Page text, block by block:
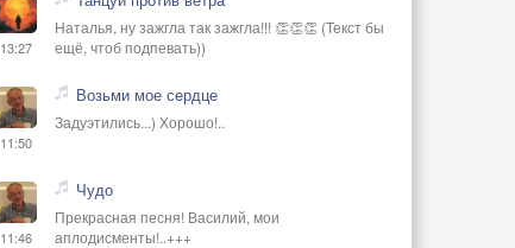
13:27
Наталья, ну зажгла так зажгла!!! 👏👏👏 (Текст бы
ещё, чтоб подпевать))
11:50
Возьми мое сердце
Задуэтились...) Хорошо!..
11:46
Чудо
Прекрасная песня! Василий, мои
аплодисменты!..+++